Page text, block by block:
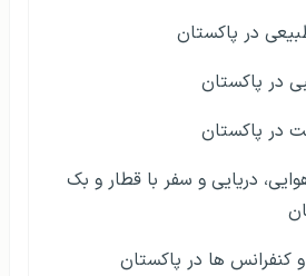
در پاکستان
در پاکستان
در پاکستان
دریایی و سفر با قطار و بک
کنفرانس ها در پاکستان